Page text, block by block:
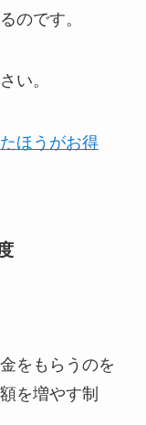
のです。
い。
ほうがお得
をもらうのを
を増やす制